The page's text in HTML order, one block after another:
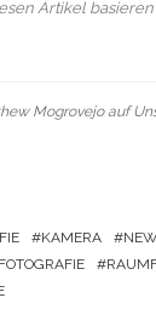
Artikel
Mogrovejoauf
KAMERA